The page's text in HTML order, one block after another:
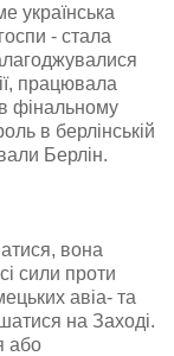
українська
- стала
працювала
в фінальному
в берлінській
Берлін.
вона
сили проти
авіа- та
на Заході.
або